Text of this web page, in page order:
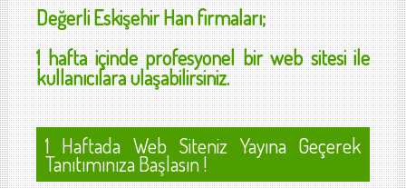
DeğerliEskişehir Hanfirmaları;
1 hafta içinde profesyonel bir web sitesi ile
kullanıcılara ulaşabilirsiniz.
1 Haftada Web Siteniz Yayına Geçerek
Tanıtımınıza Başlasın !